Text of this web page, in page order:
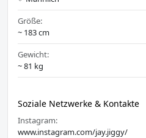
Größe:
~ 183 cm
Gewicht:
~ 81 kg
Soziale Netzwerke & Kontakte
Instagram:
www.instagram.com/jay.jiggy/